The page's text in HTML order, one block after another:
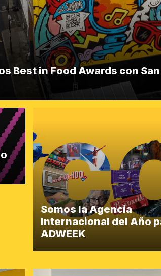
Best in Food Awards con San
Somos la Agencia
Internacional del Año
ADWEEK